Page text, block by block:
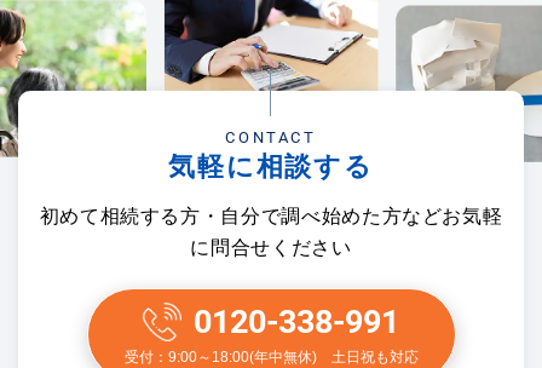
CONTACT
気軽に相談する
初めて相続する方・自分で調べ始めた方などお気軽
に問合せください
0120-338-991
受付：9:00～18:00(年中無休) 土日祝も対応